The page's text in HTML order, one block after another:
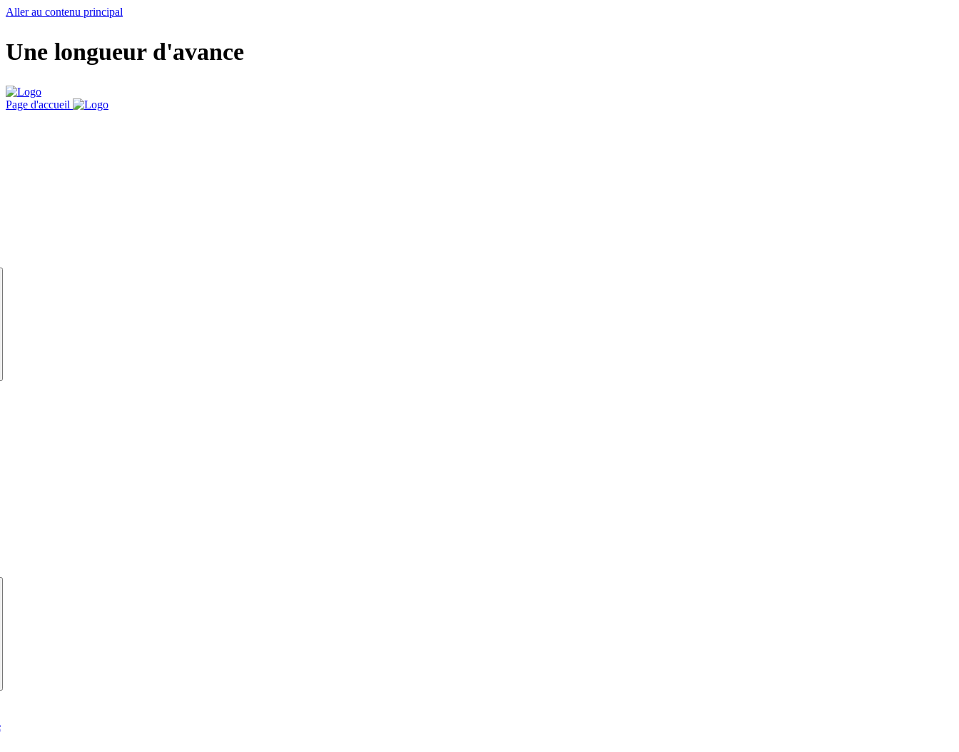
Aller au contenu principal
Une longueur d'avance
Page d'accueil